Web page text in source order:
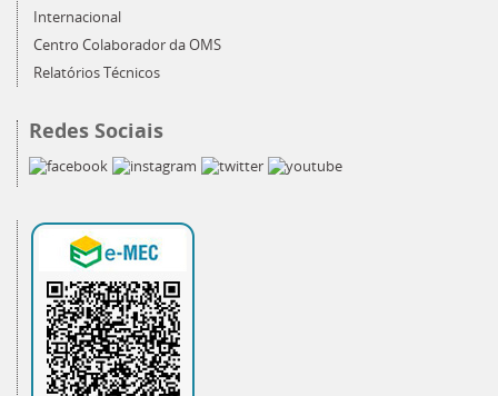
Internacional
Centro Colaborador da OMS
Relatórios Técnicos
Redes Sociais